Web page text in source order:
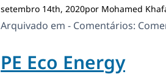
setembro 14th, 2020por Mohamed
Arquivado em - Comentários:
PE Eco Energy